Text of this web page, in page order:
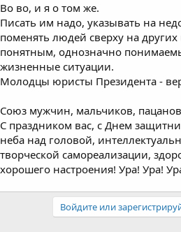
Во во, и я о том же.
Писать им надо, указывать на
поменять людей сверху на других
понятным, однозначно
жизненные ситуации.
Молодцы юристы Президента -
Союз мужчин, мальчиков,
С праздником вас, с Днем
неба над головой,
творческой самореализации,
хорошего настроения! Ура! Ура!
Войдите или